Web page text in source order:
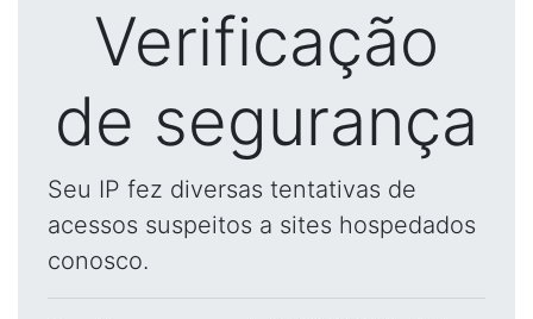
Verificação
de segurança
Seu IP fez diversas tentativas de
acessos suspeitos a sites hospedados
conosco.